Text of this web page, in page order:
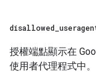
disallowed
授權端點顯示在
使用者代理程式中。